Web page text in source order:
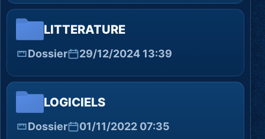
LITTERATURE
Dossier 29/12/2024 13:39
LOGICIELS
Dossier 01/11/2022 07:35